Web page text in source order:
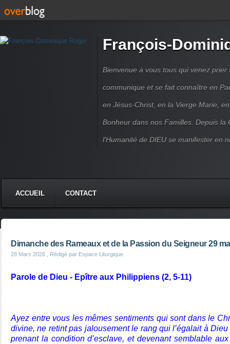
François-
Bienvenue à vous tous qui venez prier
communique et se fait connaître en
en Jésus-Christ, en la Vierge Marie,
Bonheur dans nos Familles. Depuis la
l'Humanité de DIEU se manifester en
ACCUEIL CONTACT
Dimanche des Rameaux et de la Passion du Seigneur 29
28 Mars 2026 , Rédigé par Espace Liturgique
Parole de Dieu - Epître aux Philippiens (2, 5-11)
Ayez entre vous les mêmes sentiments qui sont dans le
divine, ne retint pas jalousement le rang qui l’égalait à
prenant la condition d’esclave, et devenant semblable aux